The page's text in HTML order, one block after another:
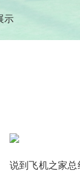
示
说到飞机之家